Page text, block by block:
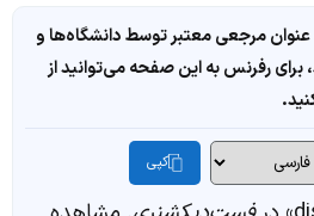
مرجعی معتبر توسط دانشگاه‌ها و
رفرنس به این صفحه می‌توانید از
کپی